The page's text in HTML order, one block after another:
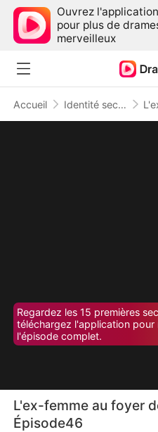
Ouvrez
pour plus de
merveilleux
Accueil Identité secrète
Regardez les 15 premières
téléchargez l'application pour
l'épisode complet.
L'ex-femme au foyer
Épisode46